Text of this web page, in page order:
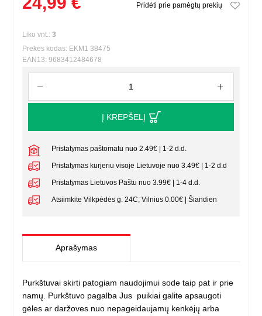
Pridėti prie pamėgtų prekių
Liko vnt.:3
Prekės kodas: EKM1 38475
EAN13: 9683412484678
Į KREPŠELĮ
Pristatymas paštomatu nuo 2.49€ | 1-2 d.d.
Pristatymas kurjeriu visoje Lietuvoje nuo 3.49€ | 1-2 d.d
Pristatymas Lietuvos Paštu nuo 3.99€ | 1-4 d.d.
Atsiimkite Vilkpėdės g. 24C, Vilnius 0.00€ | Šiandien
Aprašymas
Purkštuvai skirti patogiam naudojimui sode taip pat ir prie
namų. Purkštuvo pagalba Jus puikiai galite apsaugoti
gėles ar daržoves nuo nepageidaujamų kenkėjų arba